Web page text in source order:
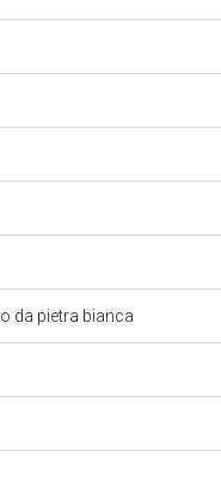
da pietra bianca